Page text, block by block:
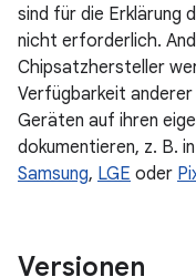
sind für die Erklärung
nicht erforderlich.
Chipsatzhersteller
Verfügbarkeit
Geräten auf ihren
dokumentieren, z. B.
Samsung, LGE oder
Versionen